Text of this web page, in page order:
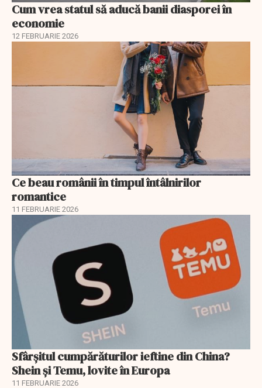
Cum vrea statul să aducă banii diasporei în
economie
12 FEBRUARIE 2026
Ce beau românii în timpul întâlnirilor
romantice
11 FEBRUARIE 2026
Sfârșitul cumpărăturilor ieftine din China?
Shein și Temu, lovite în Europa
11 FEBRUARIE 2026